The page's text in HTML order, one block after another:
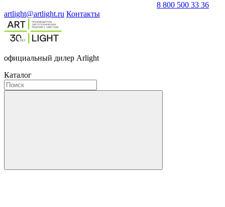
8 800 500 33 36
artlight@artlight.ru Контакты
официальный дилер Arlight
Каталог